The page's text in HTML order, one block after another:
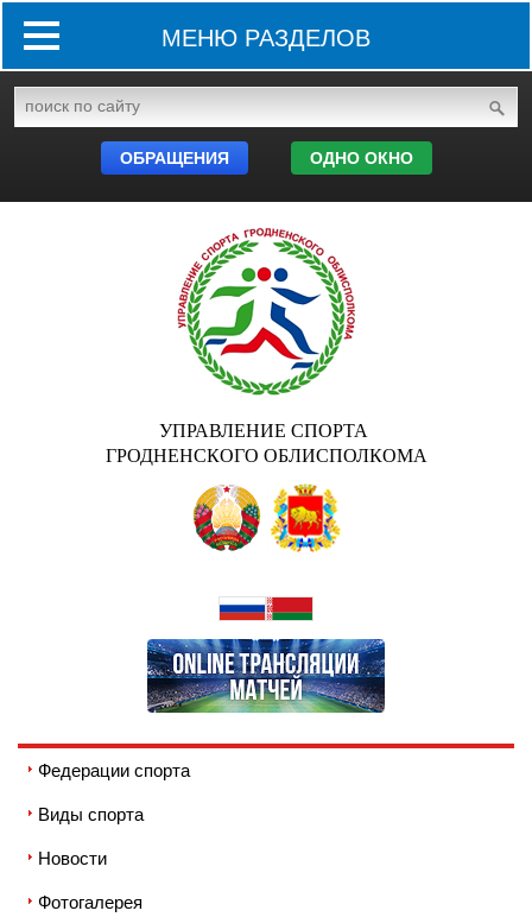
МЕНЮ РАЗДЕЛОВ
ОБРАЩЕНИЯ ОДНО ОКНО
УПРАВЛЕНИЕ СПОРТА
ГРОДНЕНСКОГО ОБЛИСПОЛКОМА
Федерации спорта
Виды спорта
Новости
Фотогалерея